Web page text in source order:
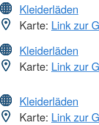
Kleiderläden
Karte: Link zur
Kleiderläden
Karte: Link zur
Kleiderläden
Karte: Link zur